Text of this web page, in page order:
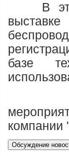
В этом
базе
компании